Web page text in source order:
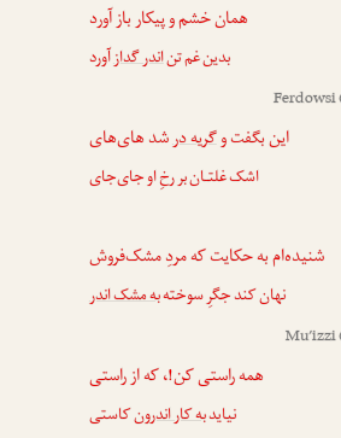
همان خشم و پیکار باز آورد
بدین غم تناندر گدازآورد
Ferdowsi
این بگفت وگریه درشد های‌های
اشک غلتـان بر رخِ او جای‌جای
شنیده‌ام به حکایت که مردِ مشک‌فروش
نهان کند جگرِ سوختهبه مشک اندر
Mu’izzi
همه راستی کن!، که از راستی
نیایدبه کار اندرونکاستی